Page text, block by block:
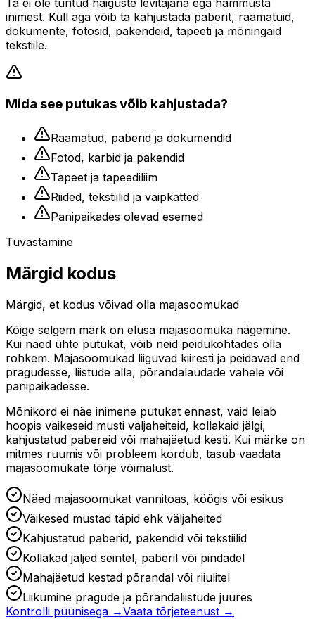
inimest. Küll aga võib ta kahjustada paberit, raamatuid,
dokumente, fotosid, pakendeid, tapeeti ja mõningaid
tekstiile.
Mida see putukas võib kahjustada?
Raamatud, paberid ja dokumendid
Fotod, karbid ja pakendid
Tapeet ja tapeediliim
Riided, tekstiilid ja vaipkatted
Panipaikades olevad esemed
Tuvastamine
Märgid kodus
Märgid, et kodus võivad olla majasoomukad
Kõige selgem märk on elusa majasoomuka nägemine.
Kui näed ühte putukat, võib neid peidukohtades olla
rohkem. Majasoomukad liiguvad kiiresti ja peidavad end
pragudesse, liistude alla, põrandalaudade vahele või
panipaikadesse.
Mõnikord ei näe inimene putukat ennast, vaid leiab
hoopis väikeseid musti väljaheiteid, kollakaid jälgi,
kahjustatud pabereid või mahajäetud kesti. Kui märke on
mitmes ruumis või probleem kordub, tasub vaadata
majasoomukate tõrje võimalust.
Näed majasoomukat vannitoas, köögis või esikus
Väikesed mustad täpid ehk väljaheited
Kahjustatud paberid, pakendid või tekstiilid
Kollakad jäljed seintel, paberil või pindadel
Mahajäetud kestad põrandal või riiulitel
Liikumine pragude ja põrandaliistude juures
Kontrolli püünisega →Vaata tõrjeteenust →